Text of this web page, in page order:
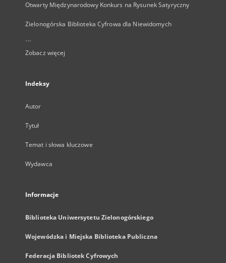
Otwarty Międzynarodowy Konkurs na Rysunek Satyryczny
Zielonogórska Biblioteka Cyfrowa dla Niewidomych
...
Zobacz więcej
Indeksy
Autor
Tytuł
Temat i słowa kluczowe
Wydawca
Informacje
Biblioteka Uniwersytetu Zielonogórskiego
Wojewódzka i Miejska Biblioteka Publiczna
Federacja Bibliotek Cyfrowych